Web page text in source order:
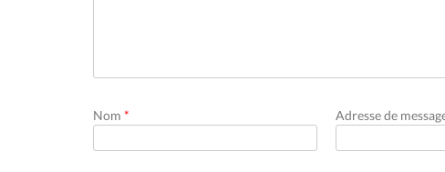
Nom * Adresse de